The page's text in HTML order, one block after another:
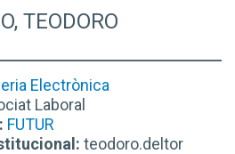
TEODORO
Electrònica
Laboral
FUTUR
teodoro.deltor